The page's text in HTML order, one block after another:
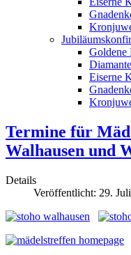
Goldene
Eiserne
Termine für
Walhausen und
Details
Veröffentlicht: 29.